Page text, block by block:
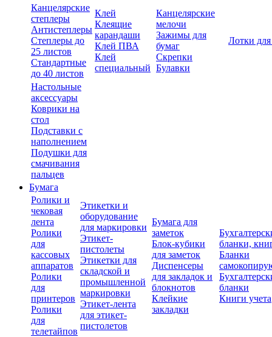
Канцелярские
степлеры
Антистеплеры
Степлеры до
25 листов
Стандартные
до 40 листов
Клей
Клеящие
карандаши
Клей ПВА
Клей
специальный
Канцелярские
мелочи
Зажимы для
бумаг
Скрепки
Булавки
Лотки
Настольные
аксессуары
Коврики на
стол
Подставки с
наполнением
Подушки для
смачивания
пальцев
Бумага
Ролики и
чековая
лента
Ролики
для
кассовых
аппаратов
Ролики
для
принтеров
Ролики
для
телетайпов
Этикетки и
оборудование
для маркировки
Этикет-
пистолеты
Этикетки для
складской и
промышленной
маркировки
Этикет-лента
для этикет-
пистолетов
Бумага для
заметок
Блок-кубики
для заметок
Диспенсеры
для закладок и
блокнотов
Клейкие
закладки
бланки,
Бланки
бланки
Книги учета